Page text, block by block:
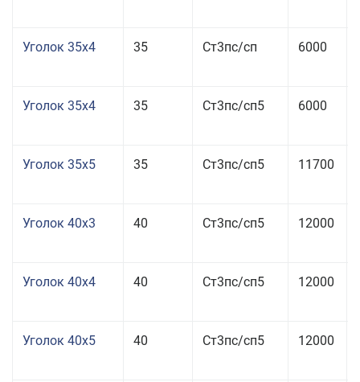
Уголок 35x4 35 Ст3пс/сп 6000
Уголок 35x4 35 Ст3пс/сп5 6000
Уголок 35x5 35 Ст3пс/сп5 11700
Уголок 40x3 40 Ст3пс/сп5 12000
Уголок 40x4 40 Ст3пс/сп5 12000
Уголок 40x5 40 Ст3пс/сп5 12000